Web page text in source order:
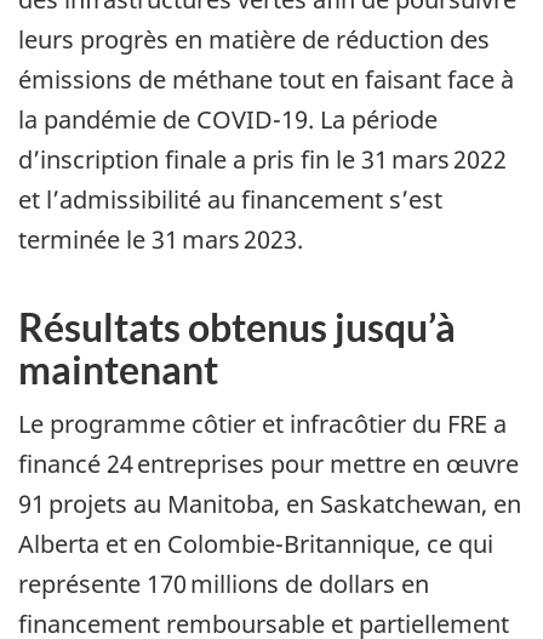
leurs progrès en matière de réduction des
émissions de méthane tout en faisant face à
la pandémie de COVID-19. La période
d’inscription finale a pris fin le 31 mars 2022
et l’admissibilité au financement s’est
terminée le 31 mars 2023.
Résultats obtenus jusqu’à
maintenant
Le programme côtier et infracôtier du FRE a
financé 24 entreprises pour mettre en œuvre
91 projets au Manitoba, en Saskatchewan, en
Alberta et en Colombie-Britannique, ce qui
représente 170 millions de dollars en
financement remboursable et partiellement